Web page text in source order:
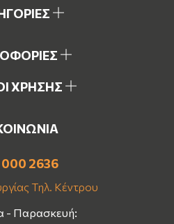
ΧΡΗΣΗΣ
000 2636
Τηλ. Κέντρου
- Παρασκευή: